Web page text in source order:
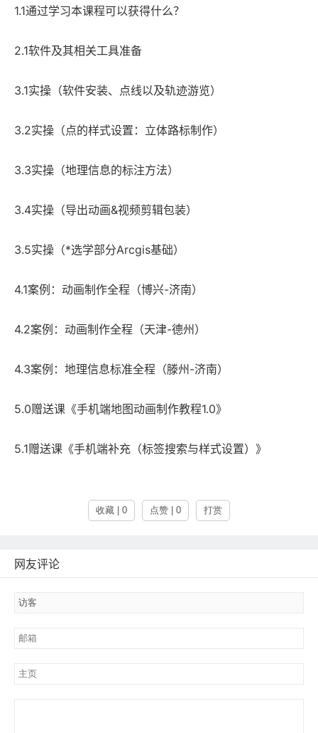
1.1通过学习本课程可以获得什么？
2.1软件及其相关工具准备
3.1实操（软件安装、点线以及轨迹游览）
3.2实操（点的样式设置：立体路标制作）
3.3实操（地理信息的标注方法）
3.4实操（导出动画&视频剪辑包装）
3.5实操（*选学部分Arcgis基础）
4.1案例：动画制作全程（博兴-济南）
4.2案例：动画制作全程（天津-德州）
4.3案例：地理信息标准全程（滕州-济南）
5.0赠送课《手机端地图动画制作教程1.0》
5.1赠送课《手机端补充（标签搜索与样式设置）》
收藏 | 0 点赞 | 0 打赏
网友评论